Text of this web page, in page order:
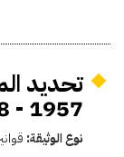
تحديد
1957 - 1958 الزراعية
نوع الوثيقة: